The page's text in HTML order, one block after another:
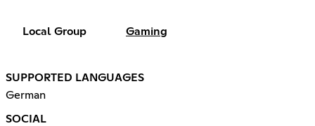
Local Group Gaming
SUPPORTED LANGUAGES
German
SOCIAL